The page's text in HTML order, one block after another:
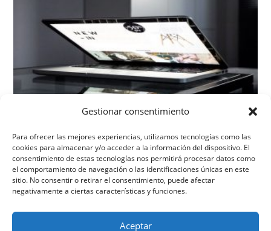
Gestionar consentimiento
Para ofrecer las mejores experiencias, utilizamos tecnologías como las
cookies para almacenar y/o acceder a la información del dispositivo. El
consentimiento de estas tecnologías nos permitirá procesar datos como
el comportamiento de navegación o las identificaciones únicas en este
sitio. No consentir o retirar el consentimiento, puede afectar
negativamente a ciertas características y funciones.
Aceptar
26/06/2018